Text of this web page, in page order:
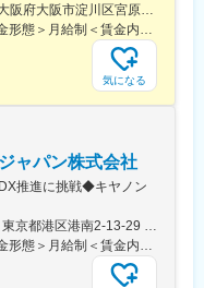
＜勤務地詳細1＞大阪北営業所住所：大阪府大阪市淀川区宮原3-5-36 新大阪トラストタワー勤務地最寄駅：新大阪駅受動喫煙対策：敷地内喫煙可能場所あり＜勤務地詳細2＞京都営業所住所：京都府京都市下京区四条通室町東入函谷鉾町101 アーバンネット四条烏丸ビル受動喫煙対策：屋内全面禁煙＜勤務地詳細3＞滋賀営業所住所：滋賀県大津市中央2-2-6 受動喫煙対策：屋内全面禁煙変更の範囲：会社の定める事業所
＜予定年収＞630万円～700万円＜賃金形態＞月給制＜賃金内訳＞月額（基本給）：279,000円～281,000円＜月給＞279,000円～281,000円＜昇給有無＞有＜残業手当＞有＜給与補足＞上記は入社初年度の想定年収です。※月給の金額とは別で、残業代、業績賞与支給有り※賞与：年4回、昇給：年1～2回※経験・能力等を考慮の上、同社規定により待遇を決定します※年収は会社業績によって変動することがあります賃金はあくまでも目安の金額であり、選考を通じて上下する可能性があります。月給(月額)は固定手当を含めた表記です。
気になる
ャパン株式会社
推進に挑戦◆キヤノン
＜勤務地詳細＞品川港南事業所住所：東京都港区港南2-13-29 キヤノン港南ビル勤務地最寄駅：JR線／品川駅受動喫煙対策：屋内全面禁煙変更の範囲：会社の定める事業所（リモートワーク含む）
＜予定年収＞500万円～800万円＜賃金形態＞月給制＜賃金内訳＞月額（基本給）：280,000円～450,000円＜月給＞280,000円～450,000円＜昇給有無＞有＜残業手当＞有＜給与補足＞※経験・スキル・年齢等を考慮の上、当社規定により決定します。■業績昇給：年1回（4月）■賞与：年2回（6月・12月）賃金はあくまでも目安の金額であり、選考を通じて上下する可能性があります。月給(月額)は固定手当を含めた表記です。